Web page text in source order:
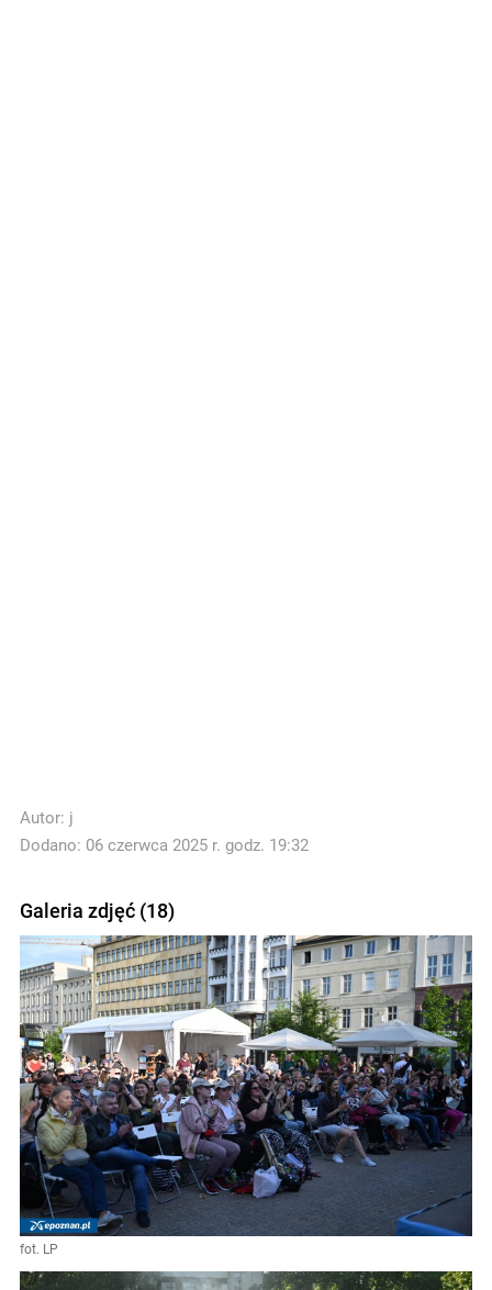
Autor: j
Dodano: 06 czerwca 2025 r. godz. 19:32
Galeria zdjęć (18)
fot. LP